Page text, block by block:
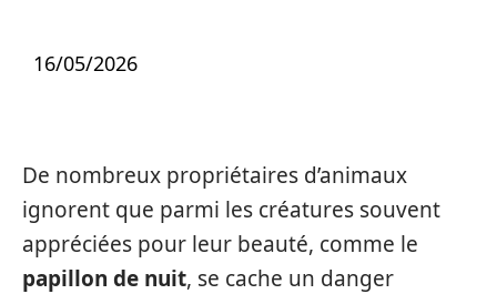
16/05/2026
De nombreux propriétaires d’animaux
ignorent que parmi les créatures souvent
appréciées pour leur beauté, comme le
papillon de nuit, se cache un danger